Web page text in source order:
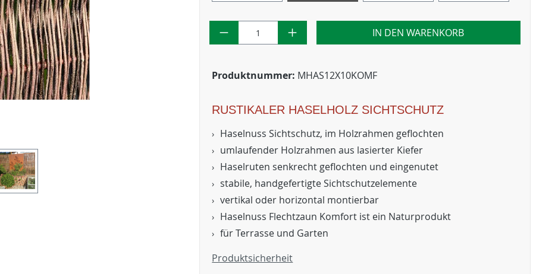
IN DEN WARENKORB
Produktnummer: MHAS12X10KOMF
RUSTIKALER HASELHOLZ SICHTSCHUTZ
Haselnuss Sichtschutz, im Holzrahmen geflochten
umlaufender Holzrahmen aus lasierter Kiefer
Haselruten senkrecht geflochten und eingenutet
stabile, handgefertigte Sichtschutzelemente
vertikal oder horizontal montierbar
Haselnuss Flechtzaun Komfort ist ein Naturprodukt
für Terrasse und Garten
Produktsicherheit